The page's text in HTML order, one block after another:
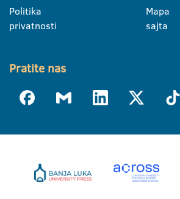
Politika
privatnosti
Mapa
sajta
Pratite nas